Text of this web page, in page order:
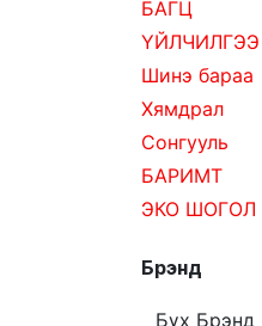
БАГЦ
ҮЙЛЧИЛГЭЭ
Шинэ бараа
Хямдрал
Сонгууль
БАРИМТ
ЭКО ШОГОЛ
Брэнд